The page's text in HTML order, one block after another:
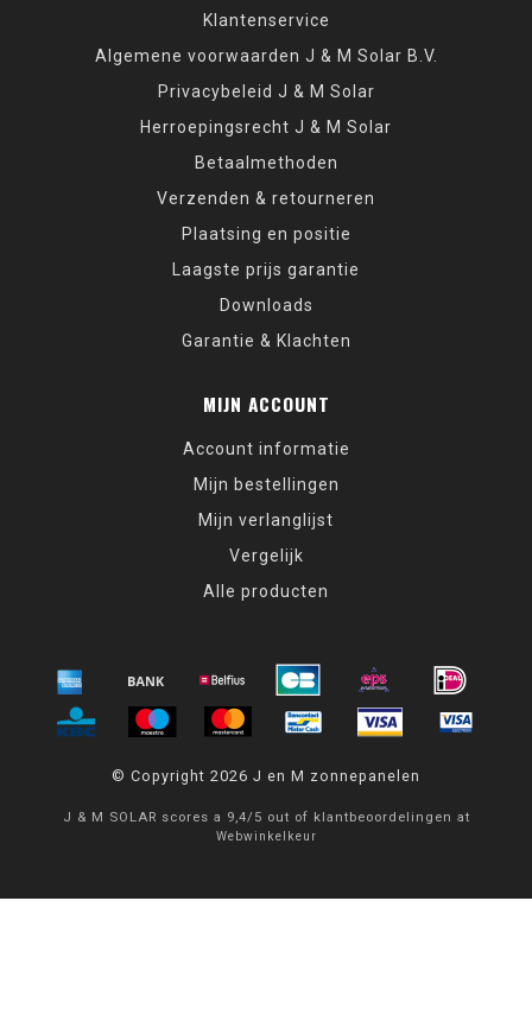
Klantenservice
Algemene voorwaarden J & M Solar B.V.
Privacybeleid J & M Solar
Herroepingsrecht J & M Solar
Betaalmethoden
Verzenden & retourneren
Plaatsing en positie
Laagste prijs garantie
Downloads
Garantie & Klachten
MIJN ACCOUNT
Account informatie
Mijn bestellingen
Mijn verlanglijst
Vergelijk
Alle producten
© Copyright 2026 J en M zonnepanelen
J & M SOLAR scores a 9,4/ 5 out of klantbeoordelingen at
Webwinkelkeur